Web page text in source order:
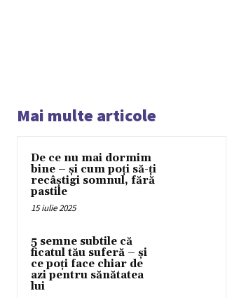
Mai multe articole
De ce nu mai dormim
bine – și cum poți să-ți
recâștigi somnul, fără
pastile
15 iulie 2025
5 semne subtile că
ficatul tău suferă – și
ce poți face chiar de
azi pentru sănătatea
lui